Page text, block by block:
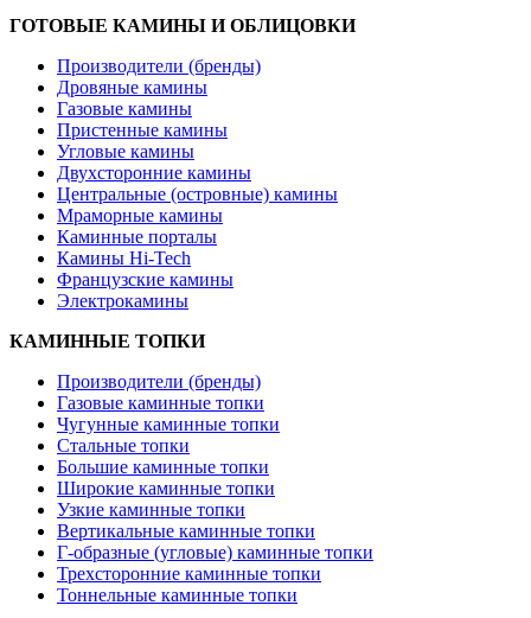
ГОТОВЫЕ КАМИНЫ И ОБЛИЦОВКИ
Производители (бренды)
Дровяные камины
Газовые камины
Пристенные камины
Угловые камины
Двухсторонние камины
Центральные (островные) камины
Мраморные камины
Каминные порталы
Камины Hi-Tech
Французские камины
Электрокамины
КАМИННЫЕ ТОПКИ
Производители (бренды)
Газовые каминные топки
Чугунные каминные топки
Стальные топки
Большие каминные топки
Широкие каминные топки
Узкие каминные топки
Вертикальные каминные топки
Г-образные (угловые) каминные топки
Трехсторонние каминные топки
Тоннельные каминные топки